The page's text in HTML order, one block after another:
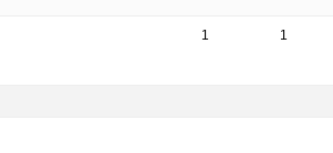
1 1